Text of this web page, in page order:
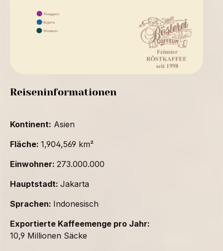
Reiseninformationen
Kontinent: Asien
Fläche: 1,904,569 km²
Einwohner: 273.000.000
Hauptstadt: Jakarta
Sprachen: Indonesisch
Exportierte Kaffeemenge pro Jahr:
10,9 Millionen Säcke